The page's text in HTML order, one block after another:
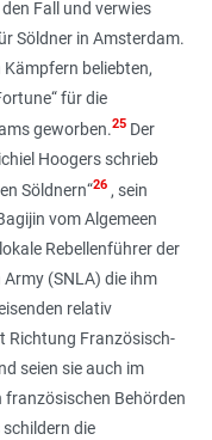
Fall und verwies
Söldner in Amsterdam.
beliebten,
für die
geworben.25Der
Hoogers schrieb
Söldnern“26, sein
vom Algemeen
Rebellenführer der
(SNLA) die ihm
relativ
Richtung Französisch-
seien sie auch im
französischen Behörden
die